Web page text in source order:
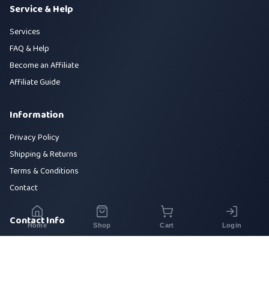
Service & Help
Services
FAQ & Help
Become an Affiliate
Affiliate Guide
Information
Privacy Policy
Shipping & Returns
Terms & Conditions
Contact
Contact Info
Home Shop Cart Login